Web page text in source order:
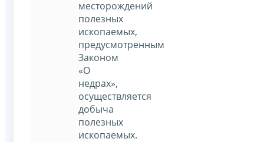
месторождений
полезных
ископаемых,
предусмотренным
Законом
«О
недрах»,
осуществляется
добыча
полезных
ископаемых.